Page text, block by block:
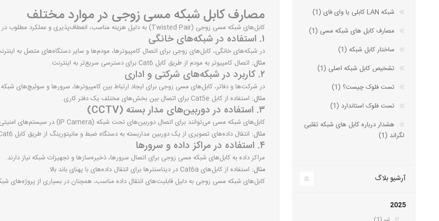
کلید و پریز مدل پلکسو لگراند
مصارف کابل شبکه مسی زوجی در موارد مختلف
کابل‌های شبکه مسی زوجی (Twisted Pair) به دلیل هزینه مناسب، انعطاف‌پذیری و عملکرد مطلوب در بسیاری از کاربردهای شبکه مورد استفاده قرار می‌گیرند.
۱. استفاده در شبکه‌های خانگی
در شبکه‌های خانگی، کابل‌های زوجی برای اتصال کامپیوترها، مودم‌ها و سایر دستگاه‌های متصل به
مثال: اتصال کامپیوتر به مودم از طریق کابل Cat6 برای دسترسی سریع‌تر به اینترنت.
۲. کاربرد در شبکه‌های شرکتی و اداری
در شرکت‌ها و دفاتر، کابل‌های مسی زوجی برای ایجاد ارتباط بین کامپیوترها، سرورها و سوئیچ‌های شبکه
مثال: استفاده از کابل Cat5e برای اتصال بین بخش‌های مختلف یک دفتر کاری.
۳. استفاده در دوربین‌های مدار بسته (CCTV)
کابل‌های شبکه مسی می‌توانند برای اتصال دوربین‌های تحت شبکه (IP Camera) در سیستم‌های امنیتی مورد استفاده قرار گیرند.
مثال: انتقال داده‌های تصویری از یک دوربین مداربسته به دستگاه ضبط و مانیتورینگ از طریق کابل Cat6.
۴. استفاده در مراکز داده و سرورها
مراکز داده به کابل‌های شبکه مسی زوجی برای اتصال سرورها، ذخیره‌سازها و تجهیزات شبکه نیاز دارند.
مثال: استفاده از کابل‌های Cat6a در دیتاسنترها برای انتقال داده‌های با پهنای باند بالا.
کابل‌های شبکه مسی زوجی به دلیل قابلیت‌های انتقال داده مناسب، همچنان در بسیاری از پروژه‌های
شبکه LAN کابلی یا وای فای (1)
مصارف کابل های شبکه مسی (1)
ساختار کابل شبکه (1)
تشخیص کابل شبکه اصلی (1)
تست فلوک چیست؟ (1)
تست فلوک استاندارد (1)
هشدار درباره کابل های شبکه تقلبی
لگراند (1)
آرشیو بلاگ
2025